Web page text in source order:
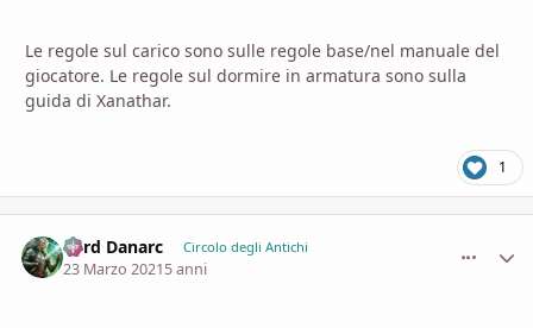
Le regole sul carico sono sulle regole base/nel manuale del
giocatore. Le regole sul dormire in armatura sono sulla
guida di Xanathar.
1
Lord Danarc Circolo degli Antichi
23 Marzo 20215 anni